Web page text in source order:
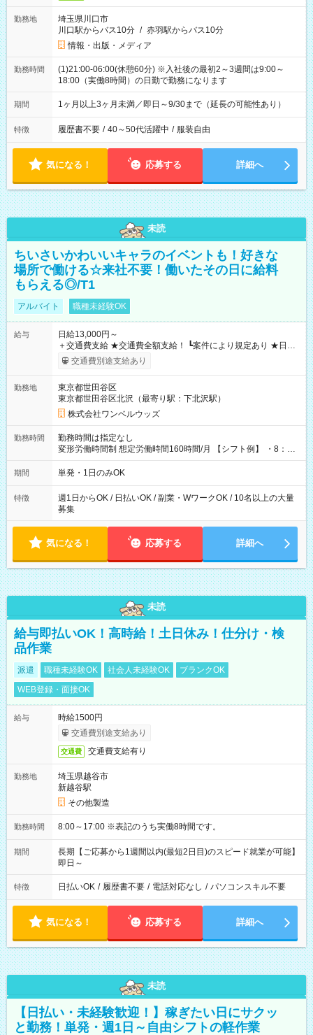
勤務地
埼玉県川口市
川口駅からバス10分 / 赤羽駅からバス10分
情報・出版・メディア
勤務時間
(1)21:00-06:00(休憩60分) ※入社後の最初2～3週間は9:00～
18:00（実働8時間）の日勤で勤務になります
期間 1ヶ月以上3ヶ月未満／即日～9/30まで（延長の可能性あり）
特徴 履歴書不要 / 40～50代活躍中 / 服装自由
気になる！ 応募する 詳細へ
未読
ちいさいかわいいキャラのイベントも！好きな
場所で働ける☆来社不要！働いたその日に給料
もらえる◎/T1
アルバイト 職種未経験OK
給与
日給13,000円～
＋交通費支給 ★交通費全額支給！ ┗案件により規定あり ★日払
いOK！（規定あり） ┗働いたその日に現金GET♪ お仕事後はコ
ンビニATMから 日払い分を引き落とせます！ 【試用期間】試
交通費別途支給あり
勤務地
東京都世田谷区
東京都世田谷区北沢（最寄り駅：下北沢駅）
株式会社ワンベルウッズ
勤務時間
勤務時間は指定なし
変形労働時間制 想定労働時間160時間/月 【シフト例】 ・8：00
～21：00
期間 単発・1日のみOK
特徴
週1日からOK / 日払いOK / 副業・WワークOK / 10名以上の大量
募集
気になる！ 応募する 詳細へ
未読
給与即払いOK！高時給！土日休み！仕分け・検
品作業
派遣 職種未経験OK 社会人未経験OK
ブランクOK
WEB登録・面接OK
給与
時給1500円
交通費別途支給あり
交通費 交通費支給有り
勤務地
埼玉県越谷市
新越谷駅
その他製造
勤務時間 8:00～17:00 ※表記のうち実働8時間です。
期間
長期【ご応募から1週間以内(最短2日目)のスピード就業が可能】
即日～
特徴 日払いOK / 履歴書不要 / 電話対応なし / パソコンスキル不要
気になる！ 応募する 詳細へ
未読
【日払い・未経験歓迎！】稼ぎたい日にサクッ
と勤務！単発・週1日～自由シフトの軽作業